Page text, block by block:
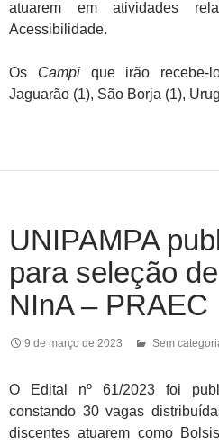
atuarem em atividades
Acessibilidade.
Os Campique irão recebe-
Jaguarão (1), São Borja (1),
UNIPAMPA
para seleção
NInA – PRAEC
9 de março de 2023 Sem
O Edital nº 61/2023 foi
constando 30 vagas
discentes atuarem como